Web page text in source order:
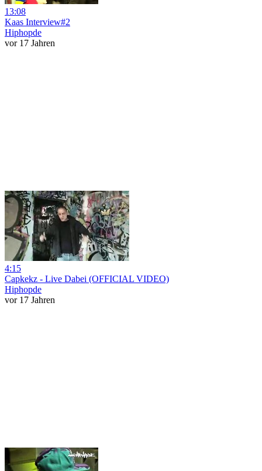
13:08
Kaas Interview#2
Hiphopde
vor 17 Jahren
4:15
Capkekz - Live Dabei (OFFICIAL VIDEO)
Hiphopde
vor 17 Jahren